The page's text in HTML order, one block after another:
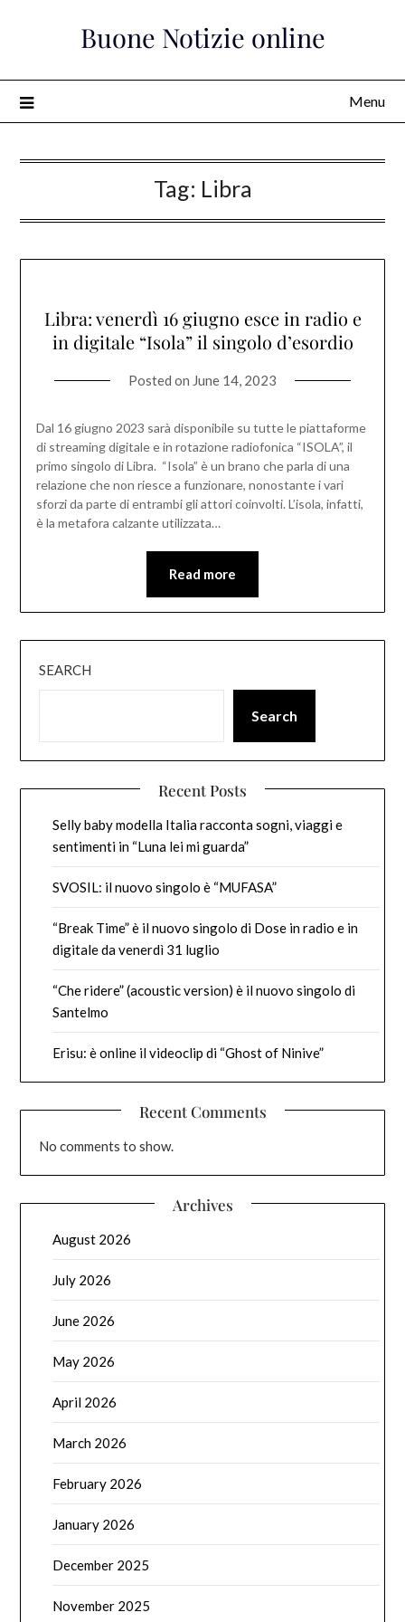
Buone Notizie online
Menu
Tag: Libra
Libra: venerdì 16 giugno esce in radio e
in digitale “Isola” il singolo d’esordio
Posted on June 14, 2023
Dal 16 giugno 2023 sarà disponibile su tutte le piattaforme
di streaming digitale e in rotazione radiofonica “ISOLA”, il
primo singolo di Libra. “Isola” è un brano che parla di una
relazione che non riesce a funzionare, nonostante i vari
sforzi da parte di entrambi gli attori coinvolti. L’isola, infatti,
è la metafora calzante utilizzata…
Read more
SEARCH
Search
Recent Posts
Selly baby modella Italia racconta sogni, viaggi e
sentimenti in “Luna lei mi guarda”
SVOSIL: il nuovo singolo è “MUFASA”
“Break Time” è il nuovo singolo di Dose in radio e in
digitale da venerdì 31 luglio
“Che ridere” (acoustic version) è il nuovo singolo di
Santelmo
Erisu: è online il videoclip di “Ghost of Ninive”
Recent Comments
No comments to show.
Archives
August 2026
July 2026
June 2026
May 2026
April 2026
March 2026
February 2026
January 2026
December 2025
November 2025